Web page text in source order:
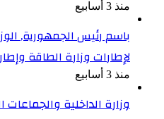
منذ 3 أسابيع
باسم رئيس الجمهورية,
لإطارات وزارة الطاقة
منذ 3 أسابيع
وزارة الداخلية